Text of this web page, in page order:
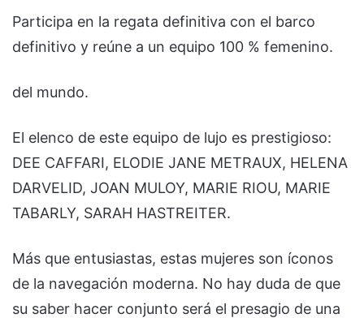
Participa en la regata definitiva con el barco
definitivo y reúne a un equipo 100 % femenino.
del mundo.
El elenco de este equipo de lujo es prestigioso:
DEE CAFFARI, ELODIE JANE METRAUX, HELENA
DARVELID, JOAN MULOY, MARIE RIOU, MARIE
TABARLY, SARAH HASTREITER.
Más que entusiastas, estas mujeres son íconos
de la navegación moderna. No hay duda de que
su saber hacer conjunto será el presagio de una